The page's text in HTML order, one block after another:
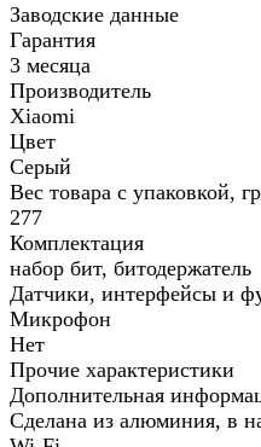
Заводские данные
Гарантия
3 месяца
Производитель
Xiaomi
Цвет
Серый
Вес товара с упаковкой, гр
277
Комплектация
набор бит, битодержатель
Датчики, интерфейсы и
Микрофон
Нет
Прочие характеристики
Дополнительная
Сделана из алюминия, в